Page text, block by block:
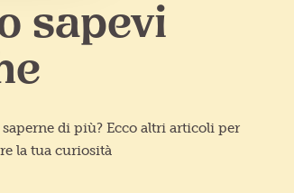
sapevi
di più? Ecco altri articoli per
la tua curiosità
TAVOLA